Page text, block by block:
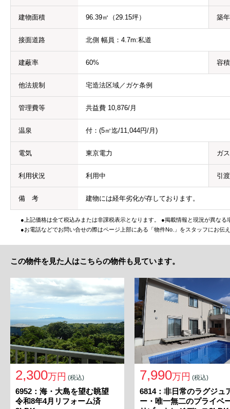
建物面積 96.39㎡（29.15坪） 築
接面道路 北側 幅員：4.7m:私道
建蔽率 60% 容
他法規制 宅造法区域／ガケ条例
管理費等 共益費 10,876/月
温泉 付：(5㎥迄/11,044円/月)
電気 東京電力 ガス
利用状況 利用中 引
備 考 建物には経年劣化が存しております。
●上記価格は全て税込みまたは非課税表示となります。 ●掲載情報と現況が異なる
●お電話などでお問い合せの際はページ上部にある「物件No.」をスタッフにお伝
この物件を見た人はこちらの物件も見ています。
2,300万円 (税込)
6952：海・大島を望む眺望
令和8年4月リフォーム済
7,990万円 (税込)
6814：非日常のラグジュ
ー・唯一無二のプライベ